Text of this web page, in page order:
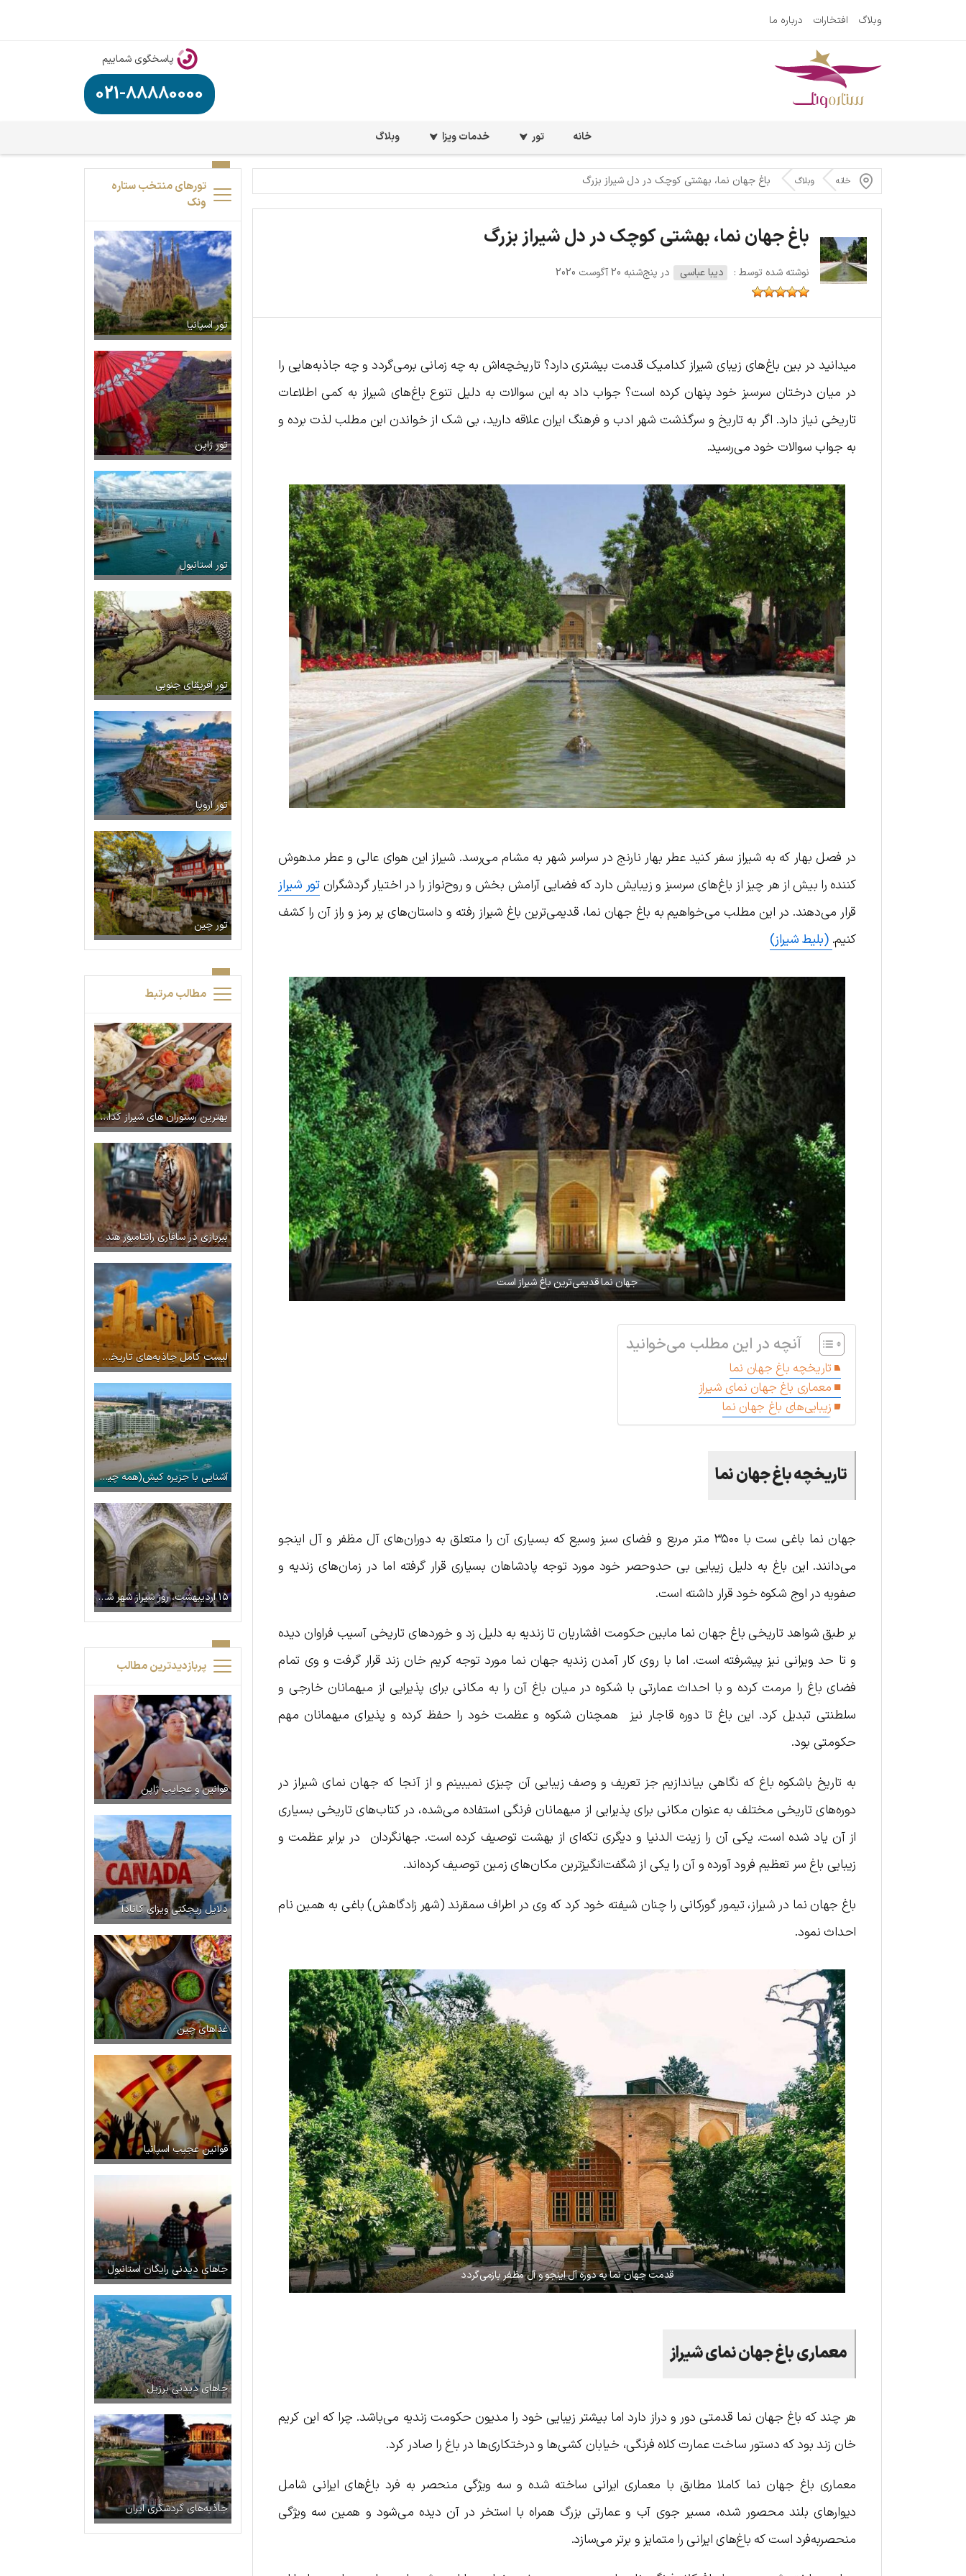
وبلاگ افتخارات درباره ما
پاسخگوی شماییم
021-88880000
خانه تور خدمات ویزا وبلاگ
خانه وبلاگ باغ جهان نما، بهشتی کوچک در دل شیراز بزرگ
باغ جهان نما، بهشتی کوچک در دل شیراز بزرگ
نوشته شده توسط : دیبا عباسی در پنج‌شنبه 20 آگوست 2020
میدانید در بین باغ‌های زیبای شیراز کدامیک قدمت بیشتری دارد؟ تاریخچه‌اش به چه زمانی برمی‌گردد و چه جاذبه‌هایی را
در میان درختان سرسبز خود پنهان کرده است؟ جواب داد به این سوالات به دلیل تنوع باغ‌های شیراز به کمی اطلاعات
تاریخی نیاز دارد. اگر به تاریخ و سرگذشت شهر ادب و فرهنگ ایران علاقه دارید، بی شک از خواندن این مطلب لذت برده و
به جواب سوالات خود می‌رسید.
در فصل بهار که به شیراز سفر کنید عطر بهار نارنج در سراسر شهر به مشام می‌رسد. شیراز این هوای عالی و عطر مدهوش
کننده را بیش از هر چیز از باغ‌های سرسبز و زیبایش دارد که فضایی آرامش بخش و روح‌نواز را در اختیار گردشگرانتور شیراز
قرار می‌دهند. در این مطلب می‌خواهیم به باغ جهان نما، قدیمی‌ترین باغ شیراز رفته و داستان‌های پر رمز و راز آن را کشف
کنیم. (بلیط شیراز)
جهان نما قدیمی‌ترین باغ شیراز است
آنچه در این مطلب می‌خوانید
تاریخچه باغ جهان نما
معماری باغ جهان نمای شیراز
زیبایی‌های باغ جهان نما
تاریخچه باغ جهان نما
جهان نما باغی ست با ۳۵۰۰ متر مربع و فضای سبز وسیع که بسیاری آن را متعلق به دوران‌های آل مظفر و آل اینجو
می‌دانند. این باغ به دلیل زیبایی بی حدوحصر خود مورد توجه پادشاهان بسیاری قرار گرفته اما در زمان‌های زندیه و
صفویه در اوج شکوه خود قرار داشته است.
بر طبق شواهد تاریخی باغ جهان نما مابین حکومت افشاریان تا زندیه به دلیل زد و خوردهای تاریخی آسیب فراوان دیده
و تا حد ویرانی نیز پیشرفته است. اما با روی کار آمدن زندیه جهان نما مورد توجه کریم خان زند قرار گرفت و وی تمام
فضای باغ را مرمت کرده و با احداث عمارتی با شکوه در میان باغ آن را به مکانی برای پذیرایی از میهمانان خارجی و
سلطنتی تبدیل کرد. این باغ تا دوره قاجار نیز همچنان شکوه و عظمت خود را حفظ کرده و پذیرای میهمانان مهم
حکومتی بود.
به تاریخ باشکوه باغ که نگاهی بیاندازیم جز تعریف و وصف زیبایی آن چیزی نمیبینم و از آنجا که جهان نمای شیراز در
دوره‌های تاریخی مختلف به عنوان مکانی برای پذیرایی از میهمانان فرنگی استفاده می‌شده، در کتاب‌های تاریخی بسیاری
از آن یاد شده است. یکی آن را زینت الدنیا و دیگری تکه‌ای از بهشت توصیف کرده است. جهانگردان در برابر عظمت و
زیبایی باغ سر تعظیم فرود آورده و آن را یکی از شگفت‌انگیزترین مکان‌های زمین توصیف کرده‌اند.
باغ جهان نما در شیراز، تیمور گورکانی را چنان شیفته خود کرد که وی در اطراف سمقرند (شهر زادگاهش) باغی به همین نام
احداث نمود.
قدمت جهان نما به دوره آل اینجو و آل مظفر بازمی‌گردد
معماری باغ جهان نمای شیراز
هر چند که باغ جهان نما قدمتی دور و دراز دارد اما بیشتر زیبایی خود را مدیون حکومت زندیه می‌باشد. چرا که این کریم
خان زند بود که دستور ساخت عمارت کلاه فرنگی، خیابان کشی‌ها و درختکاری‌ها در باغ را صادر کرد.
معماری باغ جهان نما کاملا مطابق با معماری ایرانی ساخته شده و سه ویژگی منحصر به فرد باغ‌های ایرانی شامل
دیوارهای بلند محصور شده، مسیر جوی آب و عمارتی بزرگ همراه با استخر در آن دیده می‌شود و همین سه ویژگی
منحصربه‌فرد است که باغ‌های ایرانی را متمایز و برتر می‌سازد.
تورهای منتخب ستاره
ونک
تور اسپانیا
تور ژاپن
تور استانبول
تور آفریقای جنوبی
تور اروپا
تور چین
مطالب مرتبط
بهترین رستوران های شیراز کدام اند؟ | لیست کامل بهترین رستوران های شیرازی
ببربازی در سافاری رانتامبور هند
لیست کامل جاذبه‌های تاریخی شیراز که باید قبل از سفر بشناسید
آشنایی با جزیره کیش(همه چیز درباره کیش)
۱۵ اردیبهشت، روز شیراز شهر شعر و ادب ایران زمین
پربازدیدترین مطالب
قوانین و عجایب ژاپن
دلایل ریجکتی ویزای کانادا
غذاهای چین
قوانین عجیب اسپانیا
جاهای دیدنی رایگان استانبول
جاهای دیدنی برزیل
جاذبه‌های گردشگری ایران